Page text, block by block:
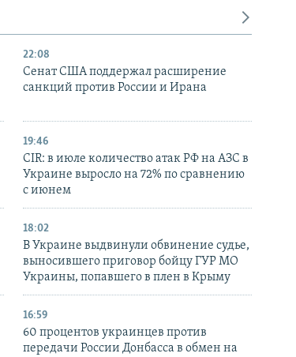
22:08
Сенат США поддержал расширение
санкций против России и Ирана
19:46
CIR: в июле количество атак РФ на АЗС в
Украине выросло на 72% по сравнению
с июнем
18:02
В Украине выдвинули обвинение судье,
выносившего приговор бойцу ГУР МО
Украины, попавшего в плен в Крыму
16:59
60 процентов украинцев против
передачи России Донбасса в обмен на